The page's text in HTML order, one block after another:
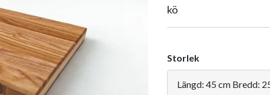
kö
Storlek